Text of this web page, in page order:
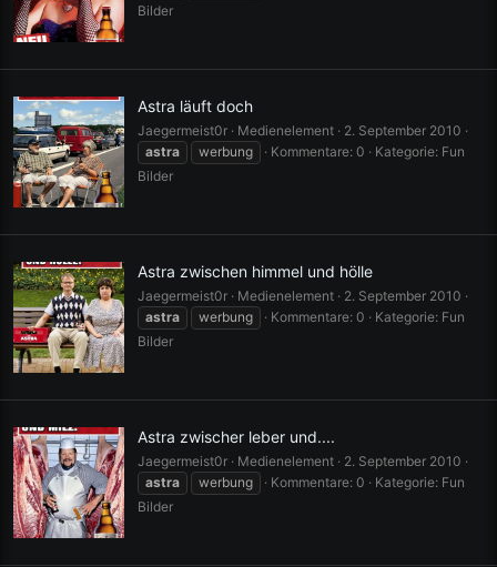
Bilder
Astra läuft doch
Jaegermeist0r Medienelement
2. September 2010
astra
werbung Kommentare: 0
Kategorie: Fun
Bilder
Astra zwischen himmel und hölle
Jaegermeist0r Medienelement
2. September 2010
astra
werbung Kommentare: 0
Kategorie: Fun
Bilder
Astra zwischer leber und....
Jaegermeist0r Medienelement
2. September 2010
astra
werbung Kommentare: 0
Kategorie: Fun
Bilder